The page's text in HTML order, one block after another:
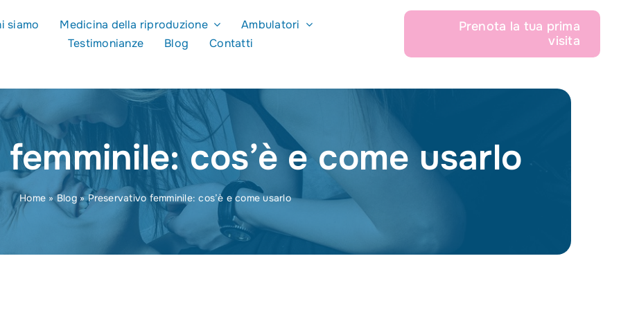
siamo Medicina della riproduzione
Ambulatori
Testimonianze
Blog Contatti
Prenota la tua prima
visita
cos’è e come usarlo
Home »Blog»Preservativo femminile: cos’è e come usarlo